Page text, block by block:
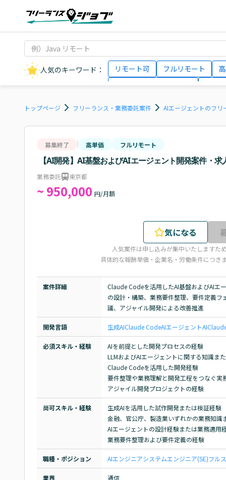
人気のキーワード： リモート可 フルリモート
AIエンジニア
トップページ フリーランス・業務委託案件 AIエージェントのフリ
募集終了 高単価 フルリモート
【AI開発】AI基盤およびAIエージェント開発案件・求
業務委託 東京都
~ 950,000 円/月額
気になる
人気案件は申し込みが集中いたしますた
具体的な報酬単価・企業名・労働条件につき
案件詳細
Claude Codeを活用したAI基盤およびAIエ
の設計・構築、業務要件整理、要件定義
議、アジャイル開発による改善推進
開発言語 生成AIClaude CodeAIエージェントAI
必須スキル・経験
AIを前提とした開発プロセスの経験
LLMおよびAIエージェントに関する知識ま
Claude Codeを活用した開発経験
要件整理や業務理解と開発工程をつなぐ実
アジャイル開発プロジェクトの経験
尚可スキル・経験
生成AIを活用した試作開発または検証経験
金融、官公庁、製造業いずれかの業務知識
AIエージェントの設計経験または業務適用
業務要件整理および要件定義の経験
職種・ポジション AIエンジニアシステムエンジニア(SE)フル
業界 通信